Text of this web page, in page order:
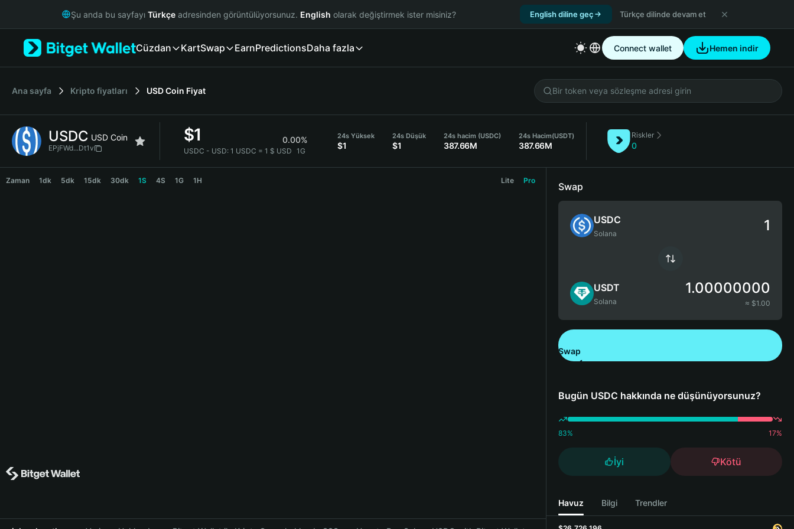
Русский
Italiano
简体中文
繁體中文
Bahasa Indonesia
Şu anda bu sayfayı Türkçe adresinden görüntülüyorsunuz. English olarak değiştirmek ister misiniz? English diline geç Türkçe dilinde devam et
Cüzdan KartSwap EarnPredictionsDaha fazla Connect wallet Hemen indir
Ana sayfa Kripto fiyatları USD Coin Fiyat
USDC USD Coin
EPjFWd...Dt1v
$1 0.00%
USDC - USD: 1 USDC = 1 $ USD 1G
24s Yüksek
$1
24s Düşük
$1
24s hacim (USDC)
387.66M
24s Hacim(USDT)
387.66M
Riskler
0
Zaman 1dk 5dk 15dk 30dk 1S 4S 1G 1H Lite Pro
Swap
USDC
Solana
USDT
Solana
1.00000000
≈ $1.00
Swap
Bugün USDC hakkında ne düşünüyorsunuz?
83% 17%
İyi Kötü
Havuz Bilgi Trendler